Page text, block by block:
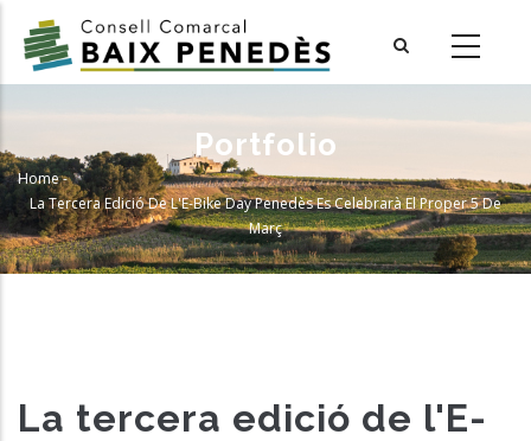
main
Portfolio
Breadcrumb
Home-
La Tercera Edició De L'E-Bike Day Penedès Es Celebrarà El Proper 5 De
Març
La tercera edició de l'E-